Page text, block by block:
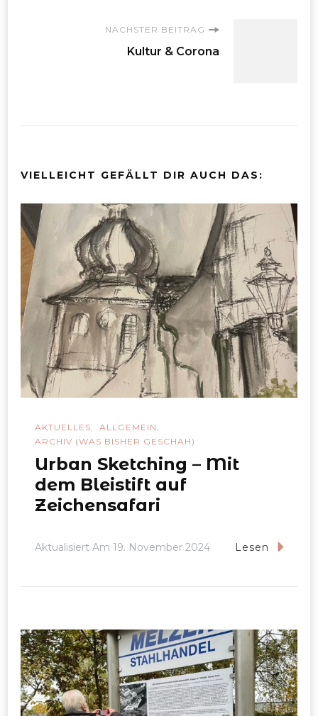
NÄCHSTER BEITRAG
Kultur & Corona
VIELLEICHT GEFÄLLT DIR AUCH DAS:
AKTUELLES
ALLGEMEIN
ARCHIV (WAS BISHER GESCHAH)
Urban Sketching – Mit
dem Bleistift auf
Zeichensafari
Aktualisiert Am 19. November 2024 Lesen